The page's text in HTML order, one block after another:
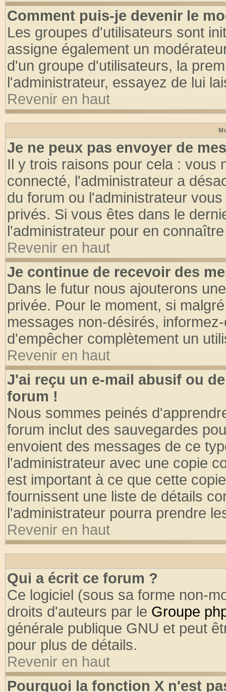
Comment puis-je devenir le
Les groupes d'utilisateurs sont
assigne également un
d'un groupe d'utilisateurs, la
l'administrateur, essayez de lui
Revenir en haut
Je ne peux pas envoyer de
Il y trois raisons pour cela : vous
connecté, l'administrateur a
du forum ou l'administrateur
privés. Si vous êtes dans le
l'administrateur pour en
Revenir en haut
Je continue de recevoir des
Dans le futur nous ajouterons
privée. Pour le moment, si
messages non-désirés,
d'empêcher complètement un
Revenir en haut
J'ai reçu un e-mail abusif ou
forum !
Nous sommes peinés
forum inclut des sauvegardes
envoient des messages de ce
l'administrateur avec une copie
est important à ce que cette
fournissent une liste de détails
l'administrateur pourra prendre
Revenir en haut
Qui a écrit ce forum ?
Ce logiciel (sous sa forme non-
droits d'auteurs par le Groupe
générale publique GNU et peut
pour plus de détails.
Revenir en haut
Pourquoi la fonction X n'est